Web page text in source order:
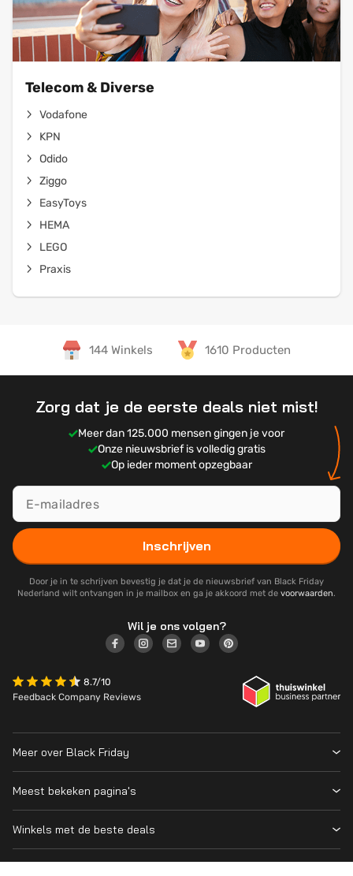
Telecom & Diverse
Vodafone
KPN
Odido
Ziggo
EasyToys
HEMA
LEGO
Praxis
144 Winkels 1610 Producten
Zorg dat je de eerste deals niet mist!
Meer dan 125.000 mensen gingen je voor
Onze nieuwsbrief is volledig gratis
Op ieder moment opzegbaar
Inschrijven
Door je in te schrijven bevestig je dat je de nieuwsbrief van Black Friday
Nederland wilt ontvangen in je mailbox en ga je akkoord met de voorwaarden.
Wil je ons volgen?
8.7/10
Feedback Company Reviews
Meer over Black Friday
Wanneer is Black Friday?
Cyber Monday 2026
Over ons
Meest bekeken pagina's
Prijsvergelijker
Winkels met de beste deals